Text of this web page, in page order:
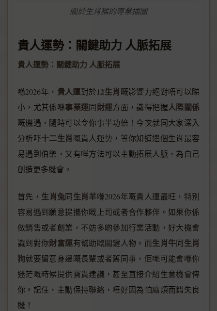
關於生肖猴的專業插圖
貴人運勢：關鍵助力 人脈拓展
貴人運勢：關鍵助力 人脈拓展
喺2026年， 貴人運對於12生肖嘅影響力絕對唔可以睇
小，尤其係喺事業運同財運方面，識得把握人際關係
嘅機遇，隨時可以令你事半功倍！今次就同大家深入
分析吓十二生肖嘅貴人運勢，等你知道邊個生肖最容
易遇到伯樂，又有咩方法可以主動拓展人脈，為自己
創造更多機會。
首先， 生肖兔同生肖羊喺2026年嘅貴人運最旺，特別
容易遇到願意提攜你嘅上司或者合作夥伴。如果你係
做銷售或者創業，不妨多啲參加行業活動，好大機會
識到對你財富運有幫助嘅關鍵人物。而生肖牛同生肖
狗就要留意身邊嘅長輩或者舊同事，佢哋可能會喺你
迷茫嘅時候提供寶貴建議，甚至直接介紹生意機會俾
你。記住，主動保持聯絡，唔好因為怕麻煩而錯失良
機！